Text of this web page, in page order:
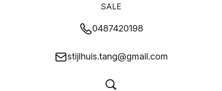
SALE
0487420198
stijlhuis.tang@gmail.com